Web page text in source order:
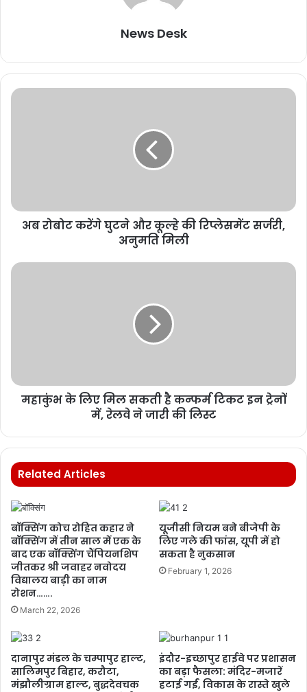
News Desk
अब रोबोट करेंगे घुटने और कूल्हे की रिप्लेसमेंट सर्जरी,
अनुमति मिली
महाकुंभ के लिए मिल सकती है कन्फर्म टिकट इन ट्रेनों
में, रेलवे ने जारी की लिस्ट
Related Articles
बॉक्सिंग कोच रोहित कहार ने
बॉक्सिंग में तीन साल में एक के
बाद एक बॉक्सिंग चैंपियनशिप
जीतकर श्री जवाहर नवोदय
विद्यालय बाड़ी का नाम
रोशन…….
March 22, 2026
यूजीसी नियम बने बीजेपी के
लिए गले की फांस, यूपी में हो
सकता है नुकसान
February 1, 2026
दानापुर मंडल के चम्पापुर हाल्ट,
सालिमपुर बिहार, करौटा,
मंझौलीग्राम हाल्ट, बुद्धदेवचक
इंदौर-इच्छापुर हाईवे पर प्रशासन
का बड़ा फैसला: मंदिर-मजारें
हटाई गईं, विकास के रास्ते खुले